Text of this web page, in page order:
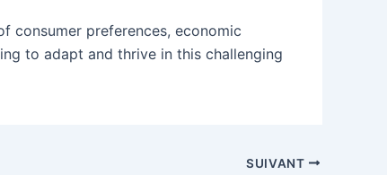
consumer preferences, economic
to adapt and thrive in this challenging
SUIVANT